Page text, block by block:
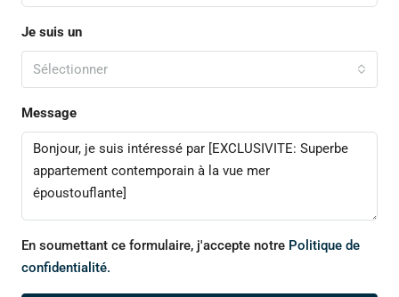
Je suis un
Sélectionner
Message
En soumettant ce formulaire, j'accepte notre Politique de
confidentialité.